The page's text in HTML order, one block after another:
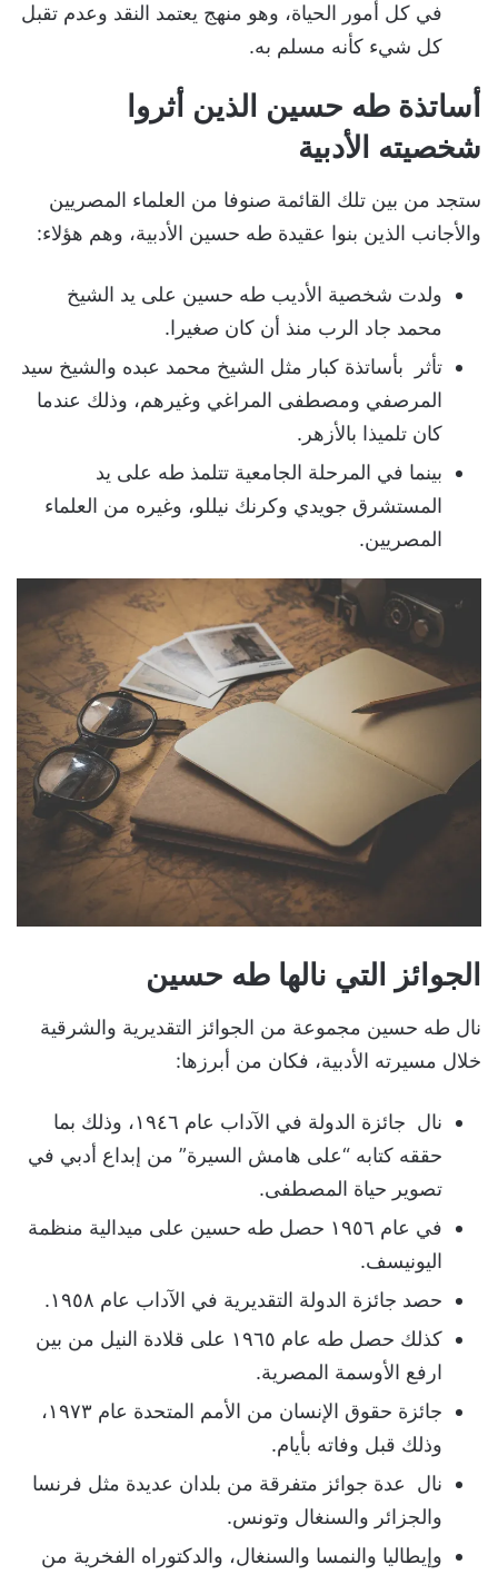
في كل أمور الحياة، وهو منهج يعتمد النقد وعدم تقبل
كل شيء كأنه مسلم به.
أساتذة طه حسين الذين أثروا
شخصيته الأدبية
ستجد من بين تلك القائمة صنوفا من العلماء المصريين
والأجانب الذين بنوا عقيدة طه حسين الأدبية، وهم هؤلاء:
ولدت شخصية الأديب طه حسين على يد الشيخ
محمد جاد الرب منذ أن كان صغيرا.
تأثر بأساتذة كبار مثل الشيخ محمد عبده والشيخ سيد
المرصفي ومصطفى المراغي وغيرهم، وذلك عندما
كان تلميذا بالأزهر.
بينما في المرحلة الجامعية تتلمذ طه على يد
المستشرق جويدي وكرنك نيللو، وغيره من العلماء
المصريين.
الجوائز التي نالها طه حسين
نال طه حسين مجموعة من الجوائز التقديرية والشرقية
خلال مسيرته الأدبية، فكان من أبرزها:
نال جائزة الدولة في الآداب عام ١٩٤٦، وذلك بما
حققه كتابه “على هامش السيرة” من إبداع أدبي في
تصوير حياة المصطفى.
في عام ١٩٥٦ حصل طه حسين على ميدالية منظمة
اليونيسف.
حصد جائزة الدولة التقديرية في الآداب عام ١٩٥٨.
كذلك حصل طه عام ١٩٦٥ على قلادة النيل من بين
ارفع الأوسمة المصرية.
جائزة حقوق الإنسان من الأمم المتحدة عام ١٩٧٣،
وذلك قبل وفاته بأيام.
نال عدة جوائز متفرقة من بلدان عديدة مثل فرنسا
والجزائر والسنغال وتونس.
وإيطاليا والنمسا والسنغال، والدكتوراه الفخرية من